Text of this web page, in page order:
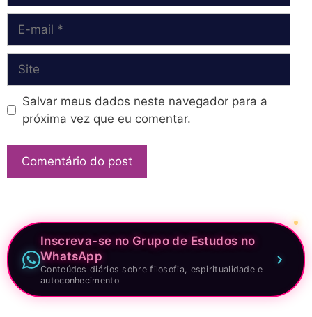
mail
Salvar meus dados neste navegador para a
próxima vez que eu comentar.
Inscreva-se no Grupo de Estudos no
WhatsApp
Conteúdos diários sobre filosofia, espiritualidade e
autoconhecimento